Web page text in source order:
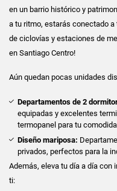
en un barrio histórico y
a tu ritmo, estarás conectado
de ciclovías y estaciones de
en Santiago Centro!
Aún quedan pocas unidades
Departamentos de 2
equipadas y excelentes
termopanel para tu
Diseño mariposa:
privados, perfectos para la
Además, eleva tu día a día
ti: